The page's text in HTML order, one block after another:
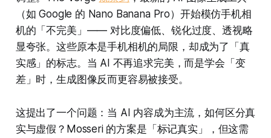
（如 Google 的 Nano Banana Pro）开始模仿手机相
机的「不完美」—— 对比度偏低、锐化过度、透视略
显夸张。这些原本是手机相机的局限，却成为了「真
实感」的标志。当 AI 不再追求完美，而是学会「变
差」时，生成图像反而更容易被接受。
这提出了一个问题：当 AI 内容成为主流，如何区分真
实与虚假？Mosseri 的方案是「标记真实」，但这需